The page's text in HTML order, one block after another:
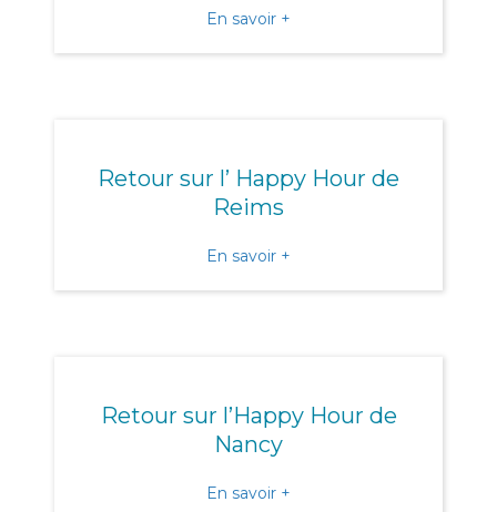
En savoir +
Retour sur l’ Happy Hour de
Reims
En savoir +
Retour sur l’Happy Hour de
Nancy
En savoir +